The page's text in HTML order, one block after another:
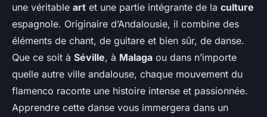
une véritable art et une partie intégrante de la culture
espagnole. Originaire d’Andalousie, il combine des
éléments de chant, de guitare et bien sûr, de danse.
Que ce soit à Séville, à Malaga ou dans n’importe
quelle autre ville andalouse, chaque mouvement du
flamenco raconte une histoire intense et passionnée.
Apprendre cette danse vous immergera dans un